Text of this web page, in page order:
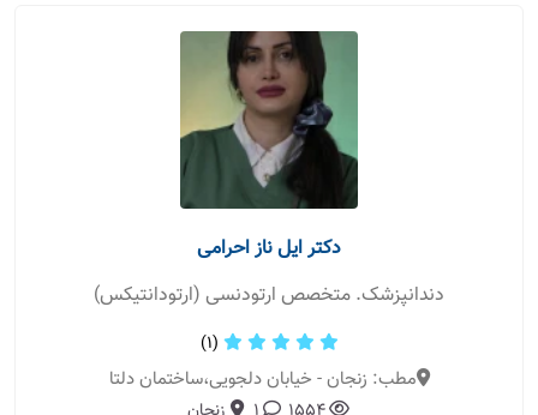
دکتر ایل ناز احرامی
دندانپزشک. متخصص ارتودنسی (ارتودانتیکس)
(1)
مطب: زنجان - خیابان دلجویی،ساختمان دلتا